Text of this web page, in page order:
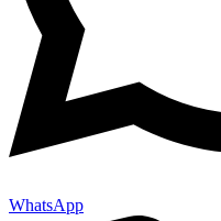
WhatsApp